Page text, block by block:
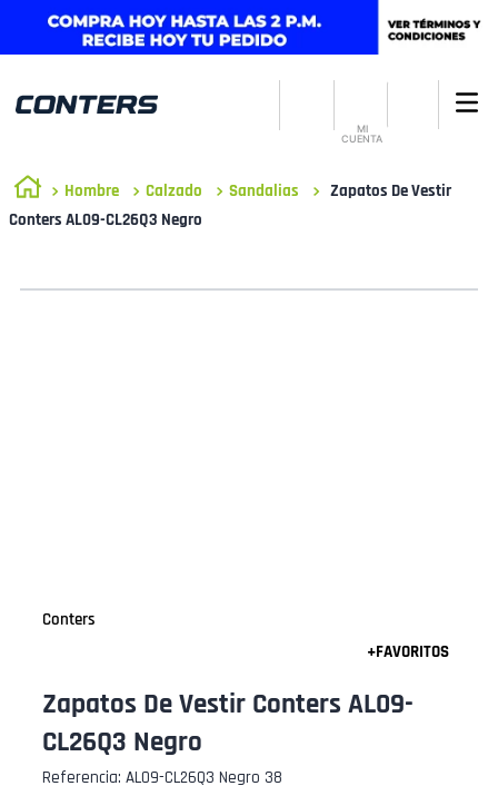
MI
CUENTA
Hombre Calzado Sandalias
Zapatos De Vestir
Conters AL09-CL26Q3 Negro
Conters
Zapatos De Vestir Conters AL09-
CL26Q3 Negro
Referencia: AL09-CL26Q3 Negro 38